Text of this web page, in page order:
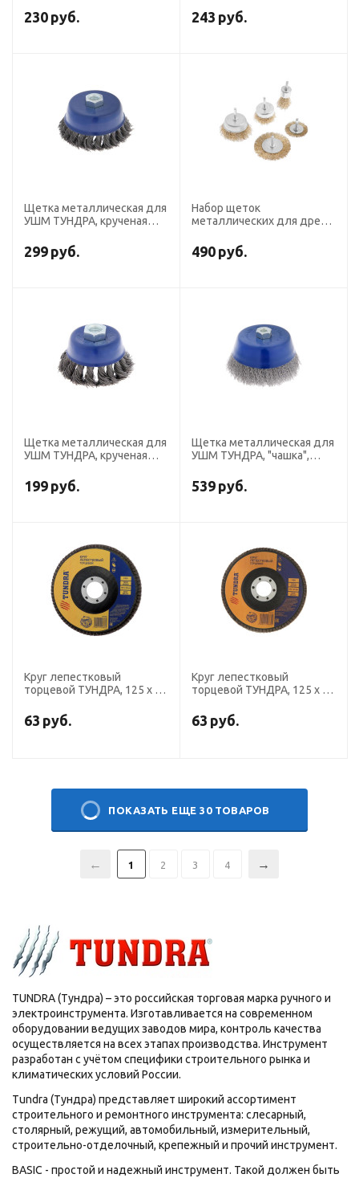
TUNDRA (Тундра) – это российская торговая марка ручного и
электроинструмента. Изготавливается на современном
оборудовании ведущих заводов мира, контроль качества
осуществляется на всех этапах производства. Инструмент
разработан с учётом специфики строительного рынка и
климатических условий России.
Tundra (Тундра) представляет широкий ассортимент
строительного и ремонтного инструмента: слесарный,
столярный, режущий, автомобильный, измерительный,
строительно-отделочный, крепежный и прочий инструмент.
BASIC - простой и надежный инструмент. Такой должен быть
230 руб.
чашки 25-50 мм, 3 шт.
243 руб.
Щетка металлическая для
УШМ ТУНДРА, крученая
100 мм
299 руб.
Набор щеток
металлических для дрели
мм, чашки 25-50-75 мм, 5
шт.
490 руб.
Щетка металлическая для
УШМ ТУНДРА, крученая
75 мм
199 руб.
Щетка металлическая для
УШМ ТУНДРА, "чашка",
539 руб.
Круг лепестковый
торцевой ТУНДРА, 125 х 22
63 руб.
Круг лепестковый
торцевой ТУНДРА, 125 х 22
63 руб.
ПОКАЗАТЬ ЕЩЕ 30 ТОВАРОВ
1 2 3 4